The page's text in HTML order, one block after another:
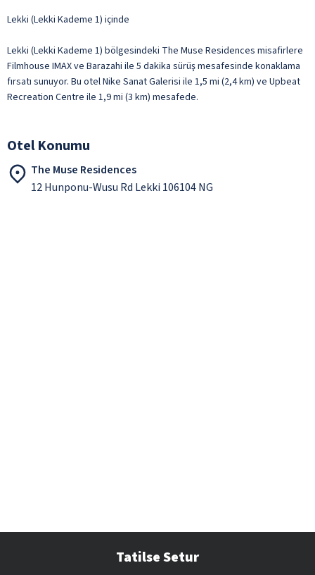
Lekki (Lekki Kademe 1) içinde
Lekki (Lekki Kademe 1) bölgesindeki The Muse Residences misafirlere
Filmhouse IMAX ve Barazahi ile 5 dakika sürüş mesafesinde konaklama
fırsatı sunuyor. Bu otel Nike Sanat Galerisi ile 1,5 mi (2,4 km) ve Upbeat
Recreation Centre ile 1,9 mi (3 km) mesafede.
Otel Konumu
The Muse Residences
12 Hunponu-Wusu Rd Lekki 106104 NG
Tatilse Setur